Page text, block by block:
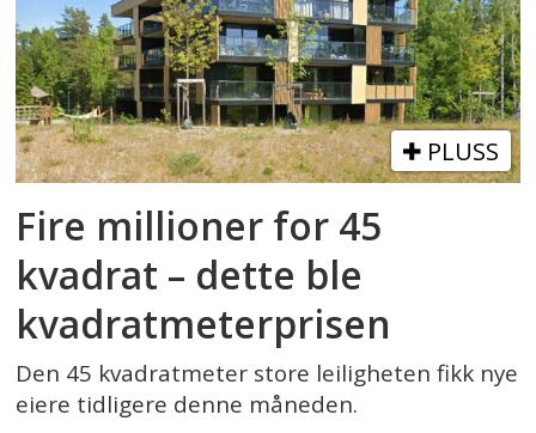
PLUSS
Fire millioner for 45
kvadrat – dette ble
kvadratmeterprisen
Den 45 kvadratmeter store leiligheten fikk nye
eiere tidligere denne måneden.